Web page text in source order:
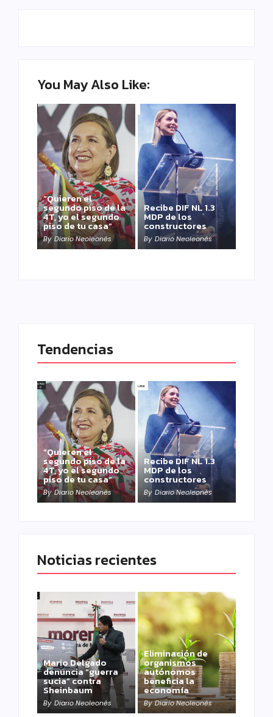
You May Also Like:
“Quieren el
segundo piso de la
4T, yo el segundo
piso de tu casa”
By Diario Neoleonés
Recibe DIF NL 1.3
MDP de los
constructores
By Diario Neoleonés
Tendencias
“Quieren el
segundo piso de la
4T, yo el segundo
piso de tu casa”
By Diario Neoleonés
Recibe DIF NL 1.3
MDP de los
constructores
By Diario Neoleonés
Noticias recientes
Mario Delgado
denuncia “guerra
sucia” contra
Sheinbaum
By Diario Neoleonés
Eliminación de
organismos
autónomos
beneficia la
economía
By Diario Neoleonés